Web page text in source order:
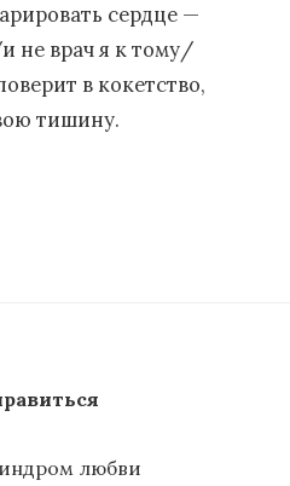
сердце —
не врач я к тому/
в кокетство,
тишину.
любви